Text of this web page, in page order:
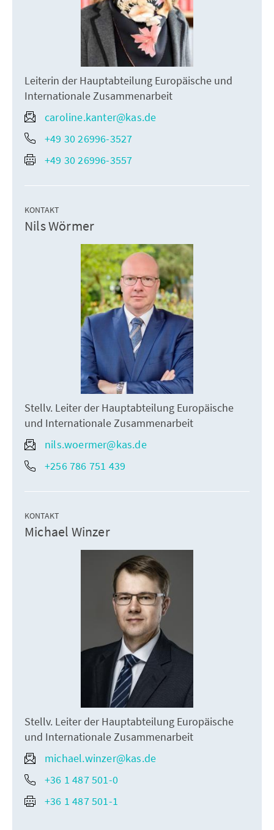
Leiterin der Hauptabteilung Europäische und
Internationale Zusammenarbeit
caroline.kanter@kas.de
+49 30 26996-3527
+49 30 26996-3557
KONTAKT
Nils Wörmer
Stellv. Leiter der Hauptabteilung Europäische
und Internationale Zusammenarbeit
nils.woermer@kas.de
+256 786 751 439
KONTAKT
Michael Winzer
Stellv. Leiter der Hauptabteilung Europäische
und Internationale Zusammenarbeit
michael.winzer@kas.de
+36 1 487 501-0
+36 1 487 501-1